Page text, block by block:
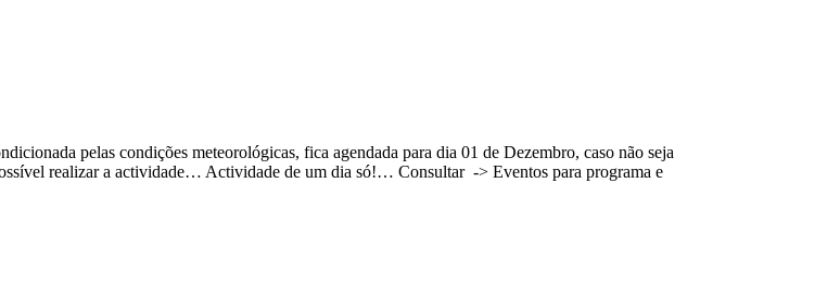
pelas condições meteorológicas, fica agendada para dia 01 de Dezembro, caso não seja
realizar a actividade… Actividade de um dia só!… Consultar -> Eventos para programa e